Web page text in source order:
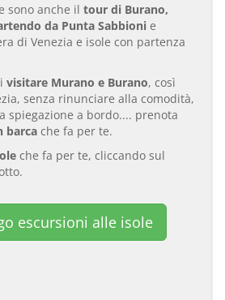
sono anche il tour di Burano,
da Punta Sabbioni e
di Venezia e isole con partenza
visitare Murano e Burano, così
senza rinunciare alla comodità,
spiegazione a bordo.... prenota
barca che fa per te.
che fa per te, cliccando sul
escursioni alle isole